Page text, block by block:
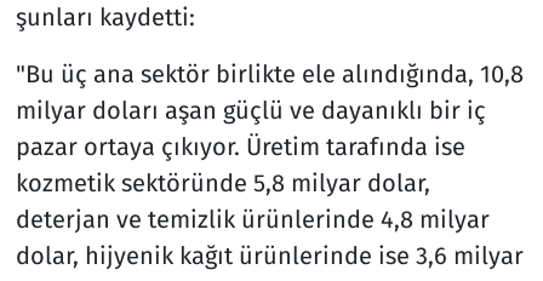
şunları kaydetti:
"Bu üç ana sektör birlikte ele alındığında, 10,8
milyar doları aşan güçlü ve dayanıklı bir iç
pazar ortaya çıkıyor. Üretim tarafında ise
kozmetik sektöründe 5,8 milyar dolar,
deterjan ve temizlik ürünlerinde 4,8 milyar
dolar, hijyenik kağıt ürünlerinde ise 3,6 milyar